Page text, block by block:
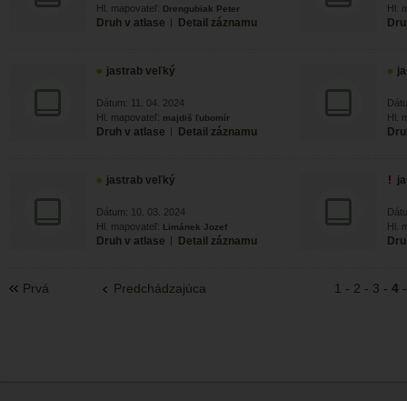
Hl. mapovateľ: Drengubiak Peter
Druh v atlase | Detail záznamu
Hl.
jastrab veľký
Dátum: 11. 04. 2024
Hl. mapovateľ: majdiš ľubomír
Druh v atlase | Detail záznamu
Hl.
jastrab veľký
Dátum: 10. 03. 2024
Hl. mapovateľ: Limánek Jozef
Druh v atlase | Detail záznamu
Hl.
Prvá Predchádzajúca 1 - 2 - 3 - 4